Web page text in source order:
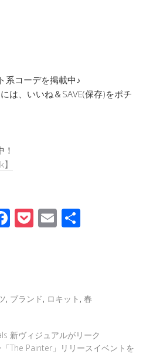
系コーデを掲載中♪
は、いいね＆SAVE(保存)をポチ
F
o
o
k
P E
, ブランド, ロキット , 春
新ヴィジュアルがリーク
The Painter」リリースイベントを